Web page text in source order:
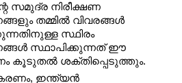
സമുദ്ര നിരീക്ഷണ
തമ്മിൽ വിവരങ്ങൾ
സ്ഥിരം
സ്ഥാപിക്കുന്നത് ഈ
കൂടുതൽ ശക്തിപ്പെടുത്തും.
ഇന്ത്യൻ